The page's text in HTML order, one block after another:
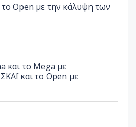
Open με την κάλυψη των
και το Mega με
και το Open με